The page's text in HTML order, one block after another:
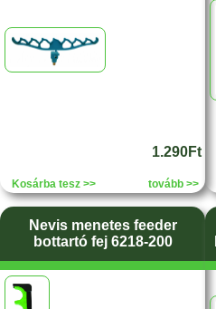
1.290Ft
Kosárba tesz >> tovább >>
Nevis menetes feeder
bottartó fej 6218-200